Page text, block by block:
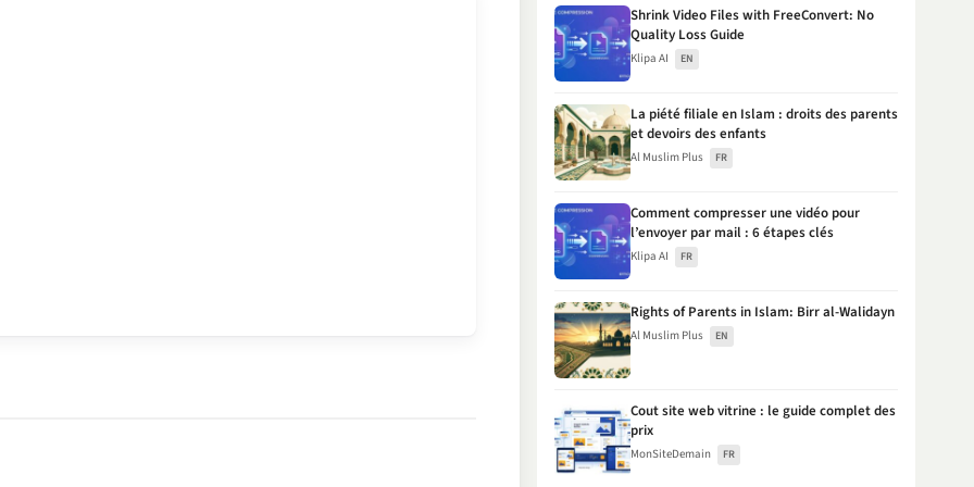
Shrink Video Files with FreeConvert: No
Quality Loss Guide
Klipa AI EN
La piété filiale en Islam : droits des parents
et devoirs des enfants
Al Muslim Plus FR
Comment compresser une vidéo pour
l’envoyer par mail : 6 étapes clés
Klipa AI FR
Rights of Parents in Islam: Birr al-Walidayn
Al Muslim Plus EN
Cout site web vitrine : le guide complet des
prix
MonSiteDemain FR